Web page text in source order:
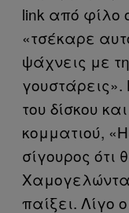
link από φίλο
«τσέκαρε
ψάχνεις με
του δίσκου
κομματιού,
σίγουρος ότι
παίξει. Λίγο